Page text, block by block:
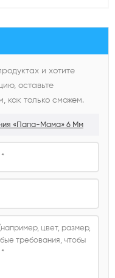
и ​​хотите
оставьте
как только сможем.
«папа-Мама» 6 Мм